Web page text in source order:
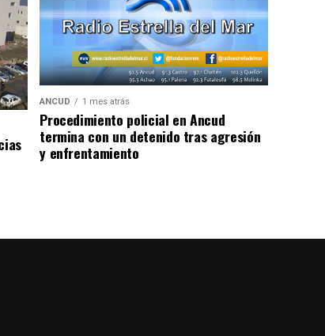
ANCUD 1 mes atrás
Procedimiento policial en Ancud
termina con un detenido tras agresión
y enfrentamiento